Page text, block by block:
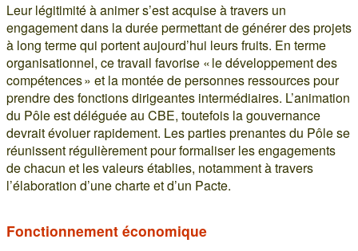
Leur légitimité à animer s’est acquise à travers un
engagement dans la durée permettant de générer des projets
à long terme qui portent aujourd’hui leurs fruits. En terme
organisationnel, ce travail favorise « le développement des
compétences » et la montée de personnes ressources pour
prendre des fonctions dirigeantes intermédiaires. L’animation
du Pôle est déléguée au CBE, toutefois la gouvernance
devrait évoluer rapidement. Les parties prenantes du Pôle se
réunissent régulièrement pour formaliser les engagements
de chacun et les valeurs établies, notamment à travers
l’élaboration d’une charte et d’un Pacte.
Fonctionnement économique